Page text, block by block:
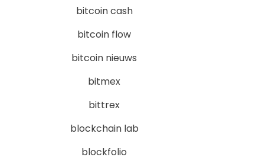
bitcoin cash
bitcoin flow
bitcoin nieuws
bitmex
bittrex
blockchain lab
blockfolio